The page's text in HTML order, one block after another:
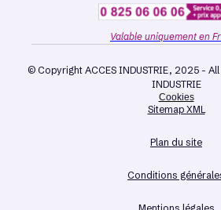
Valable uniquement en
© Copyright ACCES INDUSTRIE, 2025 -
INDUSTRIE
Cookies
Sitemap XML
Plan du site
Conditions